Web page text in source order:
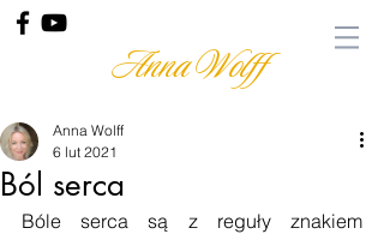
Anna Wolff
Ból serca
Anna Wolff
6 lut 2021
Bóle serca są z reguły znakiem